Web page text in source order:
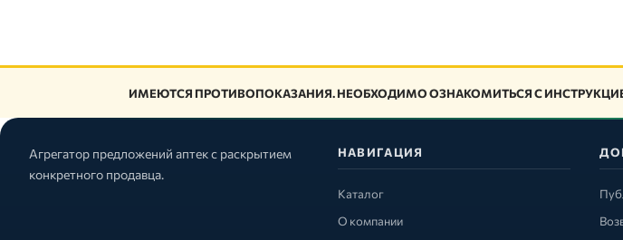
ИМЕЮТСЯ ПРОТИВОПОКАЗАНИЯ. НЕОБХОДИМО ОЗНАКОМИТЬСЯ С
Агрегатор предложений аптек с раскрытием
конкретного продавца.
НАВИГАЦИЯ
Каталог
О компании